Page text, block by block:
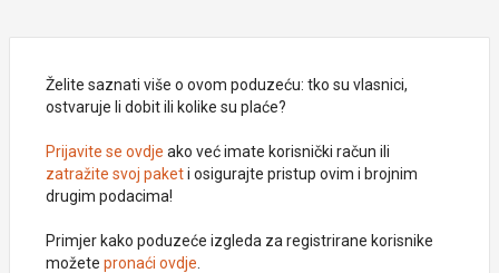
Želite saznati više o ovom poduzeću: tko su vlasnici,
ostvaruje li dobit ili kolike su plaće?
Prijavite se ovdje ako već imate korisnički račun ili
zatražite svoj paketi osigurajte pristup ovim i brojnim
drugim podacima!
Primjer kako poduzeće izgleda za registrirane korisnike
možete pronaći ovdje